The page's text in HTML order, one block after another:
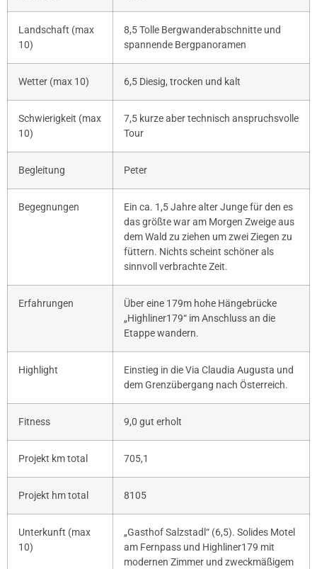
Landschaft (max
10)
8,5 Tolle Bergwanderabschnitte und
spannende Bergpanoramen
Wetter (max 10) 6,5 Diesig, trocken und kalt
Schwierigkeit (max
10)
7,5 kurze aber technisch anspruchsvolle
Tour
Begleitung Peter
Begegnungen
Ein ca. 1,5 Jahre alter Junge für den es
das größte war am Morgen Zweige aus
dem Wald zu ziehen um zwei Ziegen zu
füttern. Nichts scheint schöner als
sinnvoll verbrachte Zeit.
Erfahrungen
Über eine 179m hohe Hängebrücke
„Highliner179“ im Anschluss an die
Etappe wandern.
Highlight
Einstieg in die Via Claudia Augusta und
dem Grenzübergang nach Österreich.
Fitness 9,0 gut erholt
Projekt km total 705,1
Projekt hm total 8105
Unterkunft (max
10)
„Gasthof Salzstadl“ (6,5). Solides Motel
am Fernpass und Highliner179 mit
modernen Zimmer und zweckmäßigem